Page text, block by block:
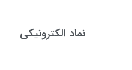
نماد الکترونیکی